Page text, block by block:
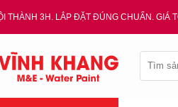
THÀNH 3H. LẮP ĐẶT ĐÚNG CHUẨN. GIÁ
kiếm: